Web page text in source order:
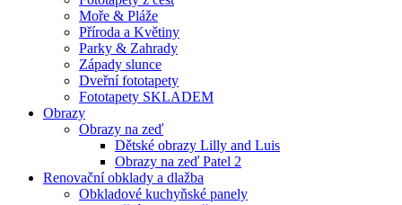
Moře & Pláže
Příroda a Květiny
Parky & Zahrady
Západy slunce
Dveřní fototapety
Fototapety SKLADEM
Obrazy
Obrazy na zeď
Dětské obrazy Lilly and Luis
Obrazy na zeď Patel 2
Renovační obklady a dlažba
Obkladové kuchyňské panely